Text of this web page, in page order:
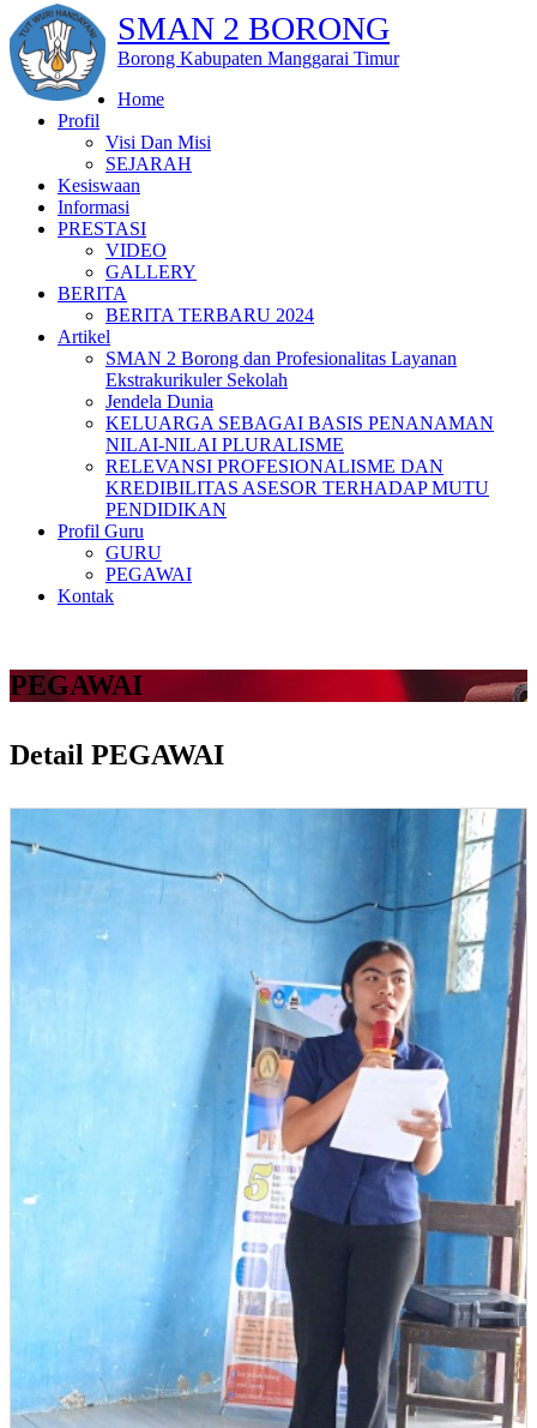
SMAN 2 BORONG
Borong Kabupaten Manggarai Timur
Home
Profil
Visi Dan Misi
SEJARAH
Kesiswaan
Informasi
PRESTASI
VIDEO
GALLERY
BERITA
BERITA TERBARU 2024
Artikel
SMAN 2 Borong dan Profesionalitas Layanan
Ekstrakurikuler Sekolah
Jendela Dunia
KELUARGA SEBAGAI BASIS PENANAMAN
NILAI-NILAI PLURALISME
RELEVANSI PROFESIONALISME DAN
KREDIBILITAS ASESOR TERHADAP MUTU
PENDIDIKAN
Profil Guru
GURU
PEGAWAI
Kontak
PEGAWAI
Detail PEGAWAI